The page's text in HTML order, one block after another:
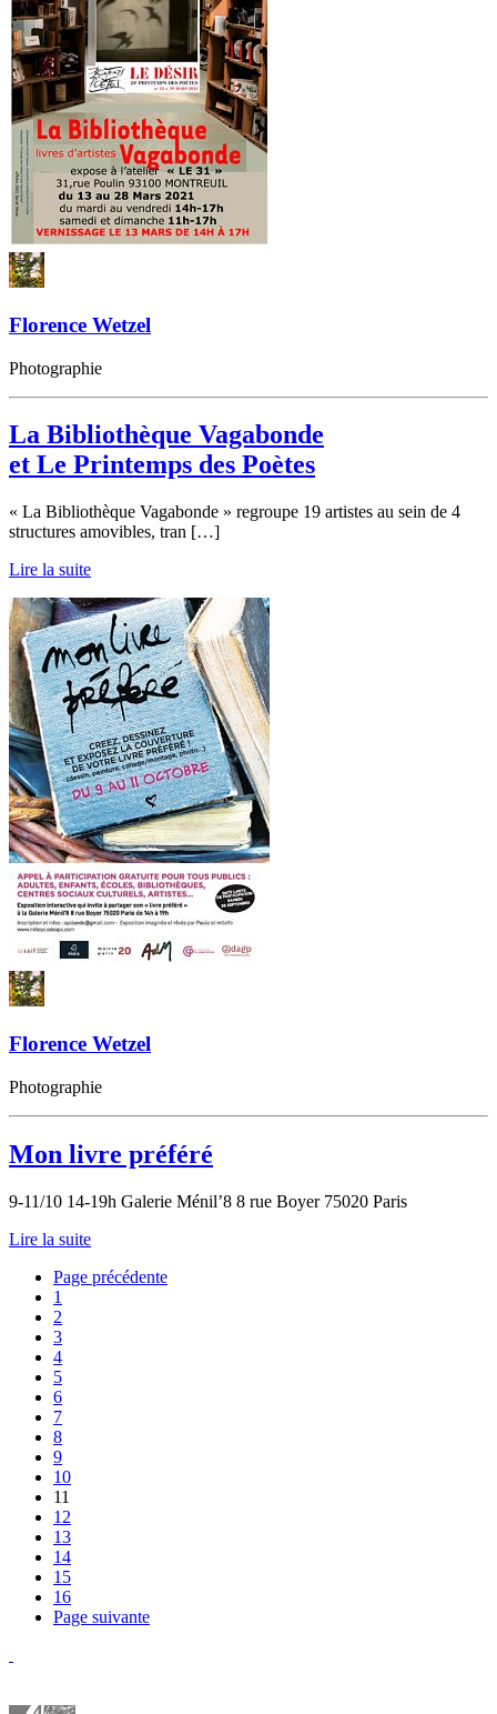
Florence Wetzel
Photographie
La Bibliothèque Vagabonde
et Le Printemps des Poètes
« La Bibliothèque Vagabonde » regroupe 19 artistes au sein de 4
structures amovibles, tran […]
Lire la suite
Florence Wetzel
Photographie
Mon livre préféré
9-11/10 14-19h Galerie Ménil’8 8 rue Boyer 75020 Paris
Lire la suite
Page précédente
1
2
3
4
5
6
7
8
9
10
11
12
13
14
15
16
Page suivante